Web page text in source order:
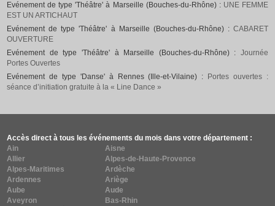
Evénement de type 'Théâtre' à Marseille (Bouches-du-Rhône) : UNE FEMME
EST UN ARTICHAUT
Evénement de type 'Théâtre' à Marseille (Bouches-du-Rhône) : CABARET
OUVERTURE
Evénement de type 'Théâtre' à Marseille (Bouches-du-Rhône) : Journée
Portes Ouvertes
Evénement de type 'Danse' à Rennes (Ille-et-Vilaine) :
Portes ouvertes :
séance d’initiation gratuite à la « Line Dance »
Accès direct à tous les événements du mois dans votre département :
Ain
Aisne
Allier
Alpes-de-Haute-Provence
Alpes-Maritimes
Ardèche
Ardennes
Ariège
Aube
Aude
Aveyron
Bas-Rhin